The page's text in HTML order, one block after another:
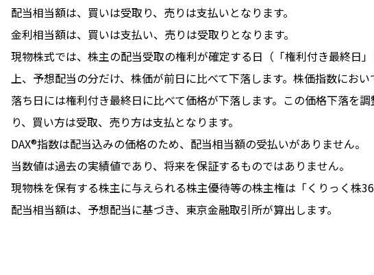
配当相当額は、買いは受取り、売りは支払いとなります。
金利相当額は、買いは支払い、売りは受取りとなります。
現物株式では、株主の配当受取の権利が確定する日（「権利付き最終日
上、予想配当の分だけ、株価が前日に比べて下落します。株価指数にお
落ち日には権利付き最終日に比べて価格が下落します。この価格下落を
り、買い方は受取、売り方は支払となります。
DAX®指数は配当込みの価格のため、配当相当額の受払いがありません。
当数値は過去の実績値であり、将来を保証するものではありません。
現物株を保有する株主に与えられる株主優待等の株主権は「くりっく株
配当相当額は、予想配当に基づき、東京金融取引所が算出します。